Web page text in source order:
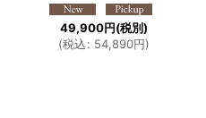
49,900円(税別)
(税込: 54,890円)